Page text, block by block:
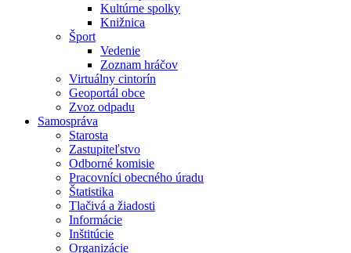
Kultúrne spolky
Knižnica
Šport
Vedenie
Zoznam hráčov
Virtuálny cintorín
Geoportál obce
Zvoz odpadu
Samospráva
Starosta
Zastupiteľstvo
Odborné komisie
Pracovníci obecného úradu
Štatistika
Tlačivá a žiadosti
Informácie
Inštitúcie
Organizácie